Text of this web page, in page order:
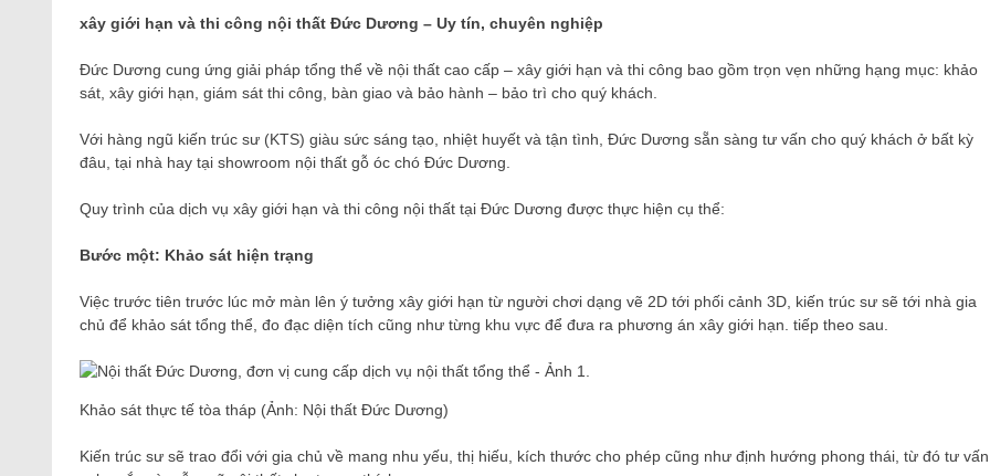
xây giới hạn và thi công nội thất Đức Dương – Uy tín, chuyên nghiệp
Đức Dương cung ứng giải pháp tổng thể về nội thất cao cấp – xây giới hạn và thi công bao gồm trọn vẹn những hạng mục: khảo
sát, xây giới hạn, giám sát thi công, bàn giao và bảo hành – bảo trì cho quý khách.
Với hàng ngũ kiến ​​trúc sư (KTS) giàu sức sáng tạo, nhiệt huyết và tận tình, Đức Dương sẵn sàng tư vấn cho quý khách ở bất kỳ
đâu, tại nhà hay tại showroom nội thất gỗ óc chó Đức Dương.
Quy trình của dịch vụ xây giới hạn và thi công nội thất tại Đức Dương được thực hiện cụ thể:
Bước một: Khảo sát hiện trạng
Việc trước tiên trước lúc mở màn lên ý tưởng xây giới hạn từ người chơi dạng vẽ 2D tới phối cảnh 3D, kiến ​​trúc sư sẽ tới nhà gia
chủ để khảo sát tổng thể, đo đạc diện tích cũng như từng khu vực để đưa ra phương án xây giới hạn. tiếp theo sau.
Khảo sát thực tế tòa tháp (Ảnh: Nội thất Đức Dương)
Kiến trúc sư sẽ trao đổi với gia chủ về mang nhu yếu, thị hiếu, kích thước cho phép cũng như định hướng phong thái, từ đó tư vấn